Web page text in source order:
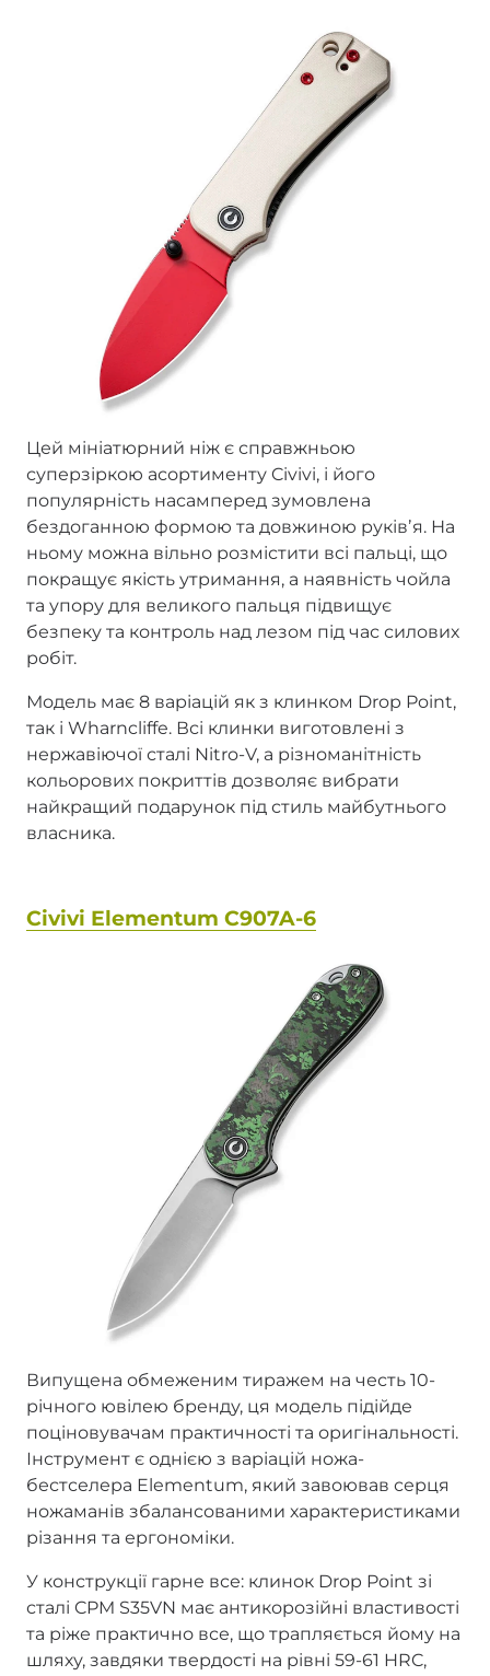
Цей мініатюрний ніж є справжньою
суперзіркою асортименту Civivi, і його
популярність насамперед зумовлена
бездоганною формою та довжиною руківʼя. На
ньому можна вільно розмістити всі пальці, що
покращує якість утримання, а наявність чойла
та упору для великого пальця підвищує
безпеку та контроль над лезом під час силових
робіт.
Модель має 8 варіацій як з клинком Drop Point,
так і Wharncliffe. Всі клинки виготовлені з
нержавіючої сталі Nitro-V, а різноманітність
кольорових покриттів дозволяє вибрати
найкращий подарунок під стиль майбутнього
власника.
Civivi Elementum C907A-6
Випущена обмеженим тиражем на честь 10-
річного ювілею бренду, ця модель підійде
поціновувачам практичності та оригінальності.
Інструмент є однією з варіацій ножа-
бестселера Elementum, який завоював серця
ножаманів збалансованими характеристиками
різання та ергономіки.
У конструкції гарне все: клинок Drop Point зі
сталі CPM S35VN має антикорозійні властивості
та ріже практично все, що трапляється йому на
шляху, завдяки твердості на рівні 59-61 HRC,